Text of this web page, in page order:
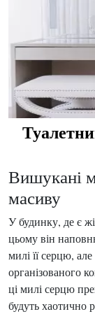
Вишукані
масиву
У будинку, де є
цьому він
милі її серцю,
організованого
ці милі серцю
будуть хаотично